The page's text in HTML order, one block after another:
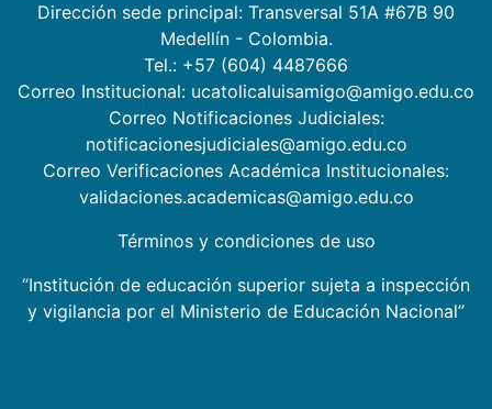
Dirección sede principal: Transversal 51A #67B 90
Medellín - Colombia.
Tel.: +57 (604) 4487666
Correo Institucional: ucatolicaluisamigo@amigo.edu.co
Correo Notificaciones Judiciales:
notificacionesjudiciales@amigo.edu.co
Correo Verificaciones Académica Institucionales:
validaciones.academicas@amigo.edu.co
Términos y condiciones de uso
“Institución de educación superior sujeta a inspección
y vigilancia por el Ministerio de Educación Nacional”